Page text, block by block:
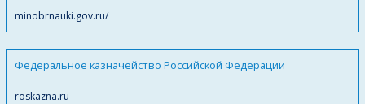
minobrnauki.gov.ru/
Федеральное казначейство Российской Федерации
roskazna.ru